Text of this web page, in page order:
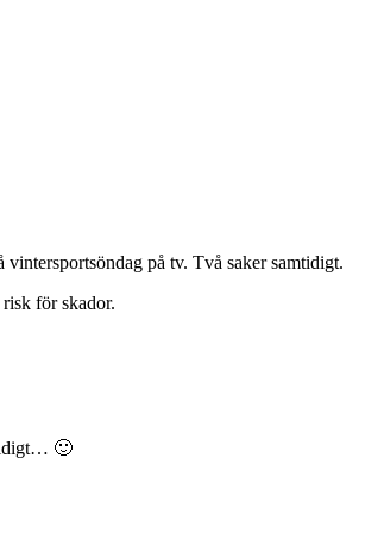
på tv. Två saker samtidigt.
för skador.
🙂